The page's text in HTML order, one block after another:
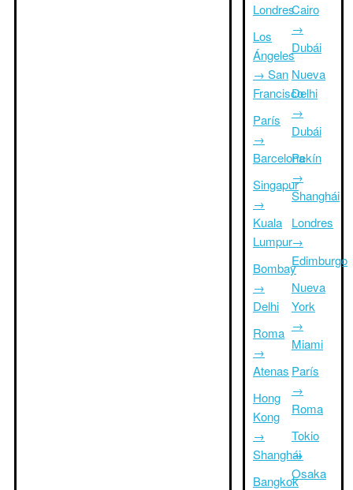
Londres
Los
Ángeles
→ San
Francisco
París
→
Barcelona
Singapur
→
Kuala
Lumpur
Bombay
→
Delhi
Roma
→
Atenas
Hong
Kong
→
Shanghái
Bangkok
Cairo
→
Dubái
Nueva
Delhi
→
Dubái
Pekín
→
Shanghái
Londres
→
Edimburgo
Nueva
York
→
Miami
París
→
Roma
Tokio
→
Osaka